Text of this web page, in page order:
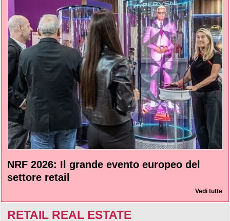
NRF 2026: Il grande evento europeo del
settore retail
Vedi tutte
RETAIL REAL ESTATE